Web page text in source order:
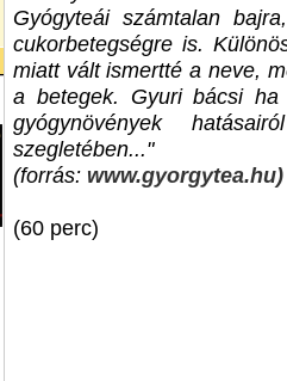
Gyógyteái számtalan
cukorbetegségre is.
miatt vált ismertté a neve,
a betegek. Gyuri bácsi
gyógynövények
szegletében..."
(forrás: www.gyorgytea.hu)
(60 perc)